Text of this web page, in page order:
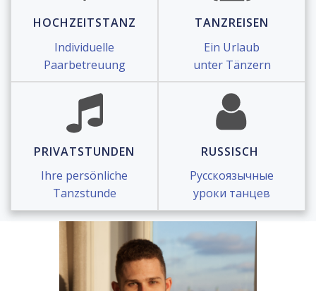
HOCHZEITSTANZ
Individuelle
Paarbetreuung
TANZREISEN
Ein Urlaub
unter Tänzern
PRIVATSTUNDEN
Ihre persönliche
Tanzstunde
RUSSISCH
Русскоязычные
уроки танцев